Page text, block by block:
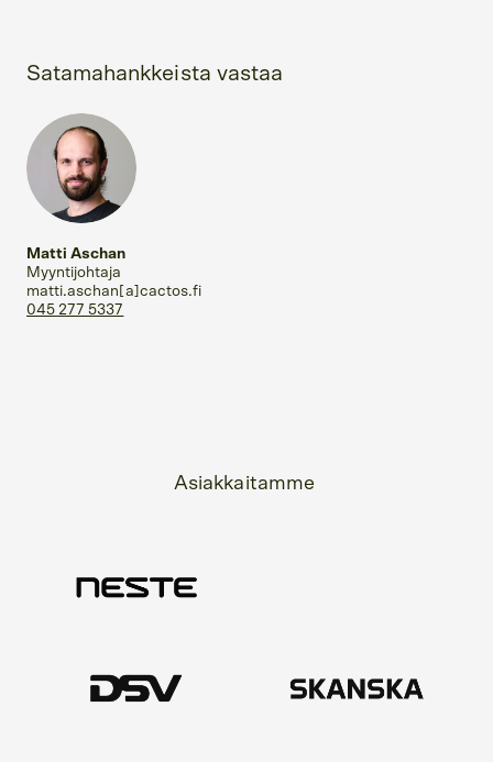
Satamahankkeista vastaa
Matti Aschan
Myyntijohtaja
matti.aschan[a]cactos.fi
045 277 5337
Asiakkaitamme